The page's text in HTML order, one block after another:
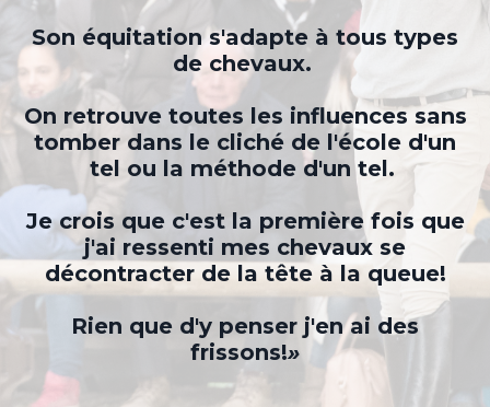
Son équitation s'adapte à tous types
de chevaux.
On retrouve toutes les influences sans
tomber dans le cliché de l'école d'un
tel ou la méthode d'un tel.
Je crois que c'est la première fois que
j'ai ressenti mes chevaux se
décontracter de la tête à la queue!
Rien que d'y penser j'en ai des
frissons!»